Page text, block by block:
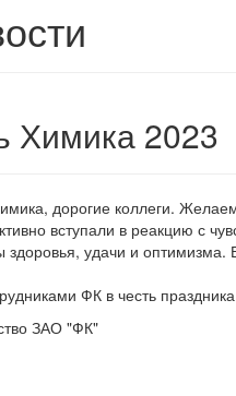
Химика 2023
дорогие коллеги.
вступали в реакцию с
здоровья, удачи и
ФК в честь
ЗАО "ФК"